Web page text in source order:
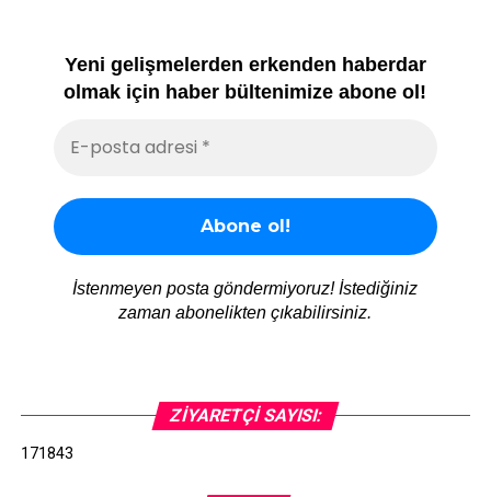
Yeni gelişmelerden erkenden haberdar
olmak için haber bültenimize abone ol!
İstenmeyen posta göndermiyoruz! İstediğiniz
zaman abonelikten çıkabilirsiniz.
ZIYARETÇI SAYISI:
171843